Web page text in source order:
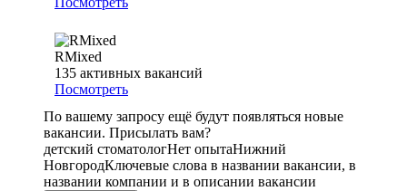
RMixed
135 активных вакансий
Посмотреть
По вашему запросу ещё будут появляться новые
вакансии. Присылать вам?
детский стоматологНет опытаНижний
НовгородКлючевые слова в названии вакансии, в
названии компании и в описании вакансии